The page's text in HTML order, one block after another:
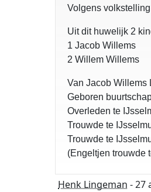
Volgens
Uit dit huwelijk 2
1 Jacob Willems
2 Willem Willems
Van Jacob Willems
Geboren
Overleden te
Trouwde te
Trouwde te
(Engeltjen trouwde
Henk Lingeman - 27